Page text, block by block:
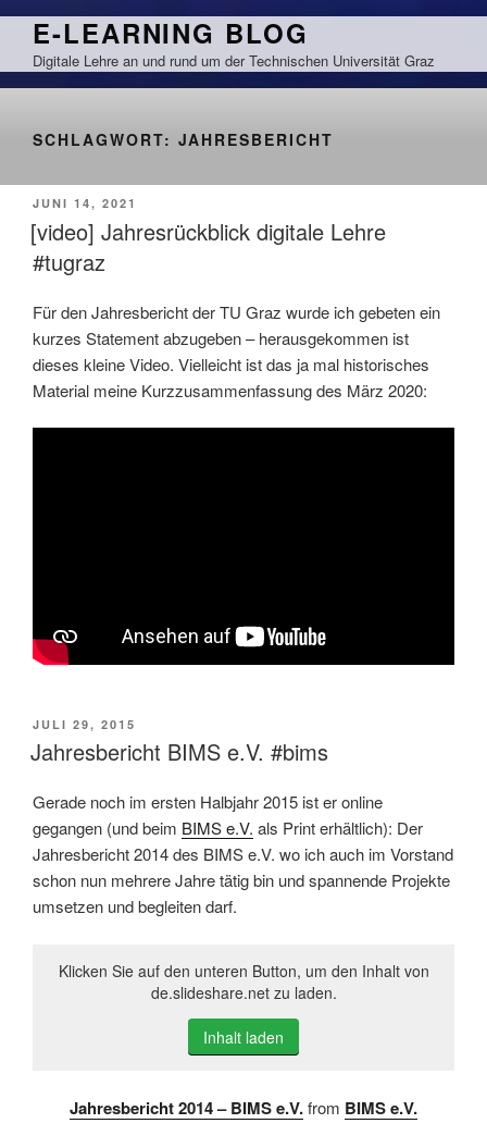
Zum
springen
E-LEARNING BLOG
Digitale Lehre an und rund um der Technischen Universität Graz
SCHLAGWORT: JAHRESBERICHT
VERÖFFENTLICHT
AM
JUNI 14, 2021
[video] Jahresrückblick digitale Lehre
#tugraz
Für den Jahresbericht der TU Graz wurde ich gebeten ein
kurzes Statement abzugeben – herausgekommen ist
dieses kleine Video. Vielleicht ist das ja mal historisches
Material meine Kurzzusammenfassung des März 2020:
VERÖFFENTLICHT
AM
JULI 29, 2015
Jahresbericht BIMS e.V. #bims
Gerade noch im ersten Halbjahr 2015 ist er online
gegangen (und beim BIMS e.V. als Print erhältlich): Der
Jahresbericht 2014 des BIMS e.V. wo ich auch im Vorstand
schon nun mehrere Jahre tätig bin und spannende Projekte
umsetzen und begleiten darf.
Klicken Sie auf den unteren Button, um den Inhalt von
de.slideshare.net zu laden.
Inhalt laden
Jahresbericht 2014 – BIMS e.V.from BIMS e.V.